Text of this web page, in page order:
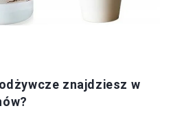
znajdziesz w